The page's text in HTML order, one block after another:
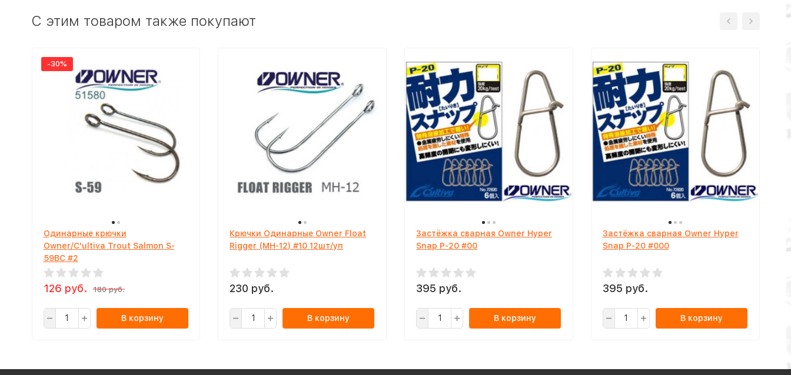
C этим товаром также покупают
-30%
Одинарные крючки
Owner/C'ultiva Trout Salmon S-
59BC #2
126 руб. 180 руб.
В корзину
Крючки Одинарные Owner Float
Rigger (MH-12) #10 12шт/уп
230 руб.
В корзину
Застёжка сварная Owner Hyper
Snap P-20 #00
395 руб.
В корзину
Застёжка сварная Owner Hyper
Snap P-20 #000
395 руб.
В корзину